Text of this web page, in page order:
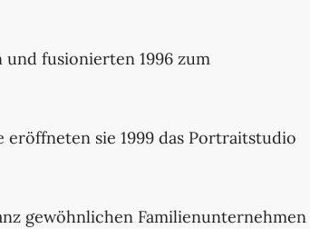
fusionierten 1996 zum
sie 1999 das Portraitstudio
gewöhnlichen Familienunternehmen